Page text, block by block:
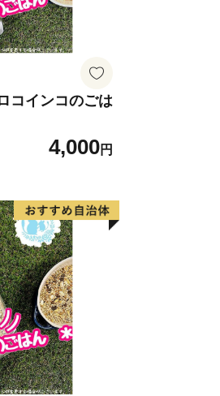
品を受取る
コインコのごは
4,000円